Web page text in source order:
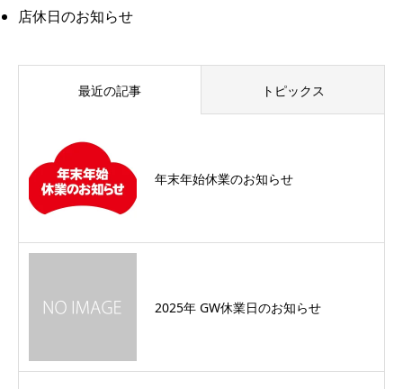
店休日のお知らせ
最近の記事 トピックス
年末年始休業のお知らせ
2025年 GW休業日のお知らせ